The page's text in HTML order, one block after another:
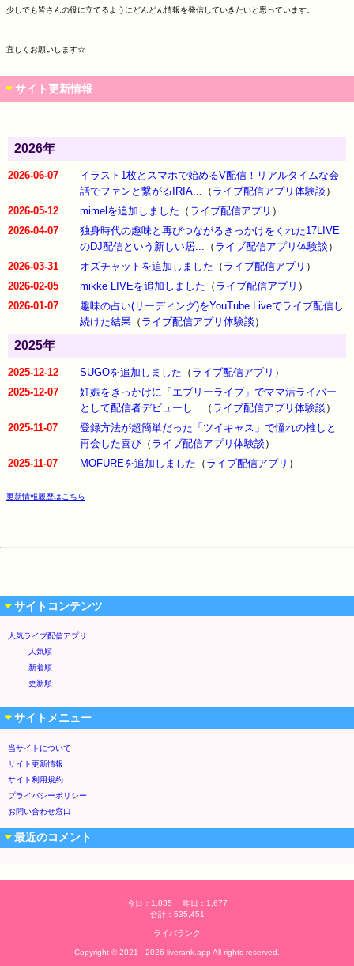
少しでも皆さんの役に立てるようにどんどん情報を発信していきたいと思っています。
宜しくお願いします☆
サイト更新情報
2026年
2026-06-07
イラスト1枚とスマホで始めるV配信！リアルタイムな会
話でファンと繋がるIRIA... （ ライブ配信アプリ体験談 ）
2026-05-12
mimelを追加しました （ ライブ配信アプリ ）
2026-04-07
独身時代の趣味と再びつながるきっかけをくれた17LIVE
のDJ配信という新しい居... （ ライブ配信アプリ体験談 ）
2026-03-31
オズチャットを追加しました （ ライブ配信アプリ ）
2026-02-05
mikke LIVEを追加しました （ ライブ配信アプリ ）
2026-01-07
趣味の占い(リーディング)をYouTube Liveでライブ配信し
続けた結果 （ ライブ配信アプリ体験談 ）
2025年
2025-12-12 SUGOを追加しました （ ライブ配信アプリ ）
2025-12-07
妊娠をきっかけに「エブリーライブ」でママ活ライバー
として配信者デビューし... （ ライブ配信アプリ体験談 ）
2025-11-07
登録方法が超簡単だった「ツイキャス」で憧れの推しと
再会した喜び （ ライブ配信アプリ体験談 ）
2025-11-07
MOFUREを追加しました （ ライブ配信アプリ ）
更新情報履歴はこちら
サイトコンテンツ
人気ライブ配信アプリ
人気順
新着順
更新順
サイトメニュー
当サイトについて
サイト更新情報
サイト利用規約
プライバシーポリシー
お問い合わせ窓口
最近のコメント
今日：1,835 昨日：1,677
合計：535,451
ライバランク
Copyright © 2021 - 2026 liverank.app All rights reserved.